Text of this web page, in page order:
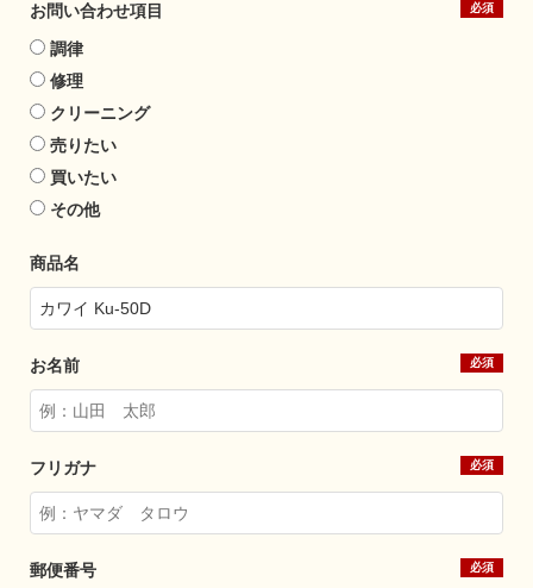
お問い合わせ項目
調律
修理
クリーニング
売りたい
買いたい
その他
商品名
お名前
フリガナ
郵便番号